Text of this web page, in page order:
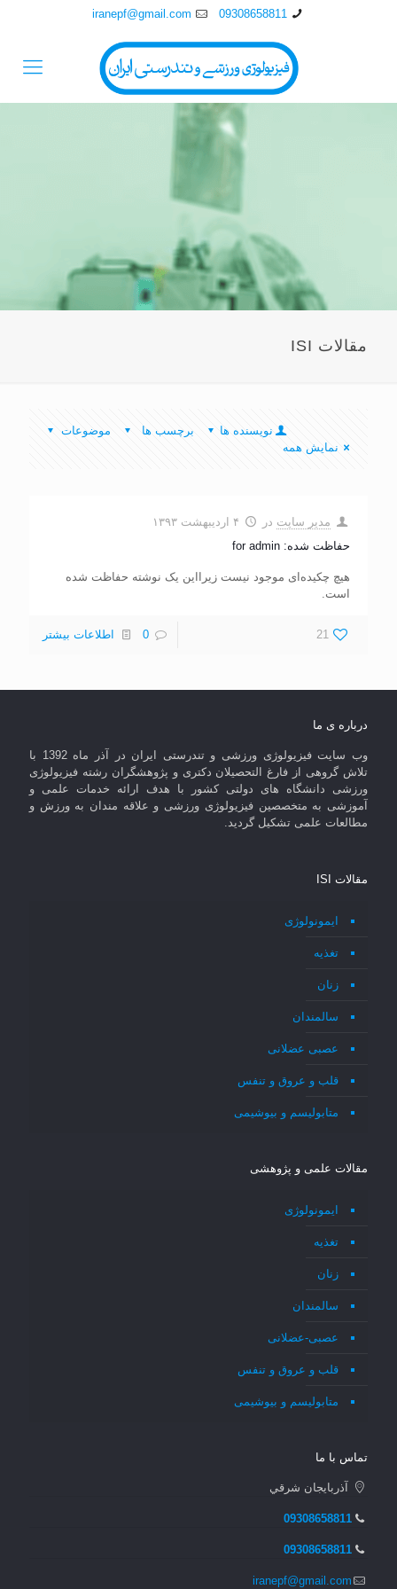
09308658811
iranepf@gmail.com
مقالات ISI
موضوعات برچسب ها
نویسنده ها
نمایش همه
مدیر سایت در
۴ اردیبهشت ۱۳۹۳
حفاظت شده: for admin
هیچ چکیده‌ای موجود نیست زیرا‌این یک نوشته حفاظت شده
است.
21
0 اطلاعات بیشتر
درباره ی ما
وب سایت فیزیولوژی ورزشی و تندرستی ایران در آذر ماه 1392 با
تلاش گروهی از فارغ التحصیلان دکتری و پژوهشگران رشته فیزیولوژی
ورزشی دانشگاه های دولتی کشور با هدف ارائه خدمات علمی و
آموزشی به متخصصین فیزیولوژی ورزشی و علاقه مندان به ورزش و
مطالعات علمی تشکیل گردید.
مقالات ISI
ایمونولوژی
تغذیه
زنان
سالمندان
عصبی عضلانی
قلب و عروق و تنفس
متابولیسم و بیوشیمی
مقالات علمی و پژوهشی
ایمونولوژی
تغذیه
زنان
سالمندان
عصبی-عضلانی
قلب و عروق و تنفس
متابولیسم و بیوشیمی
تماس با ما
آذربايجان شرقي
09308658811
09308658811
iranepf@gmail.com